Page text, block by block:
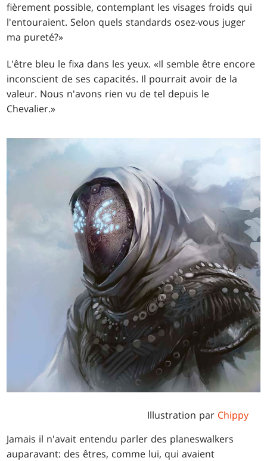
fièrement possible, contemplant les visages froids qui
l'entouraient. Selon quels standards osez-vous juger
ma pureté?»
L'être bleu le fixa dans les yeux. «Il semble être encore
inconscient de ses capacités. Il pourrait avoir de la
valeur. Nous n'avons rien vu de tel depuis le
Chevalier.»
Illustration par Chippy
Jamais il n'avait entendu parler des planeswalkers
auparavant: des êtres, comme lui, qui avaient